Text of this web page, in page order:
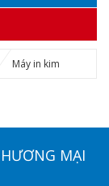
Máy in kim
MẠI